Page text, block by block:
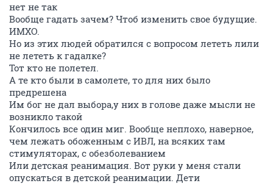
нет не так
Вообще гадать зачем? Чтоб изменить свое будущие.
ИМХО.
Но из этих людей обратился с вопросом лететь лили
не лететь к гадалке?
Тот кто не полетел.
А те кто были в самолете, то для них было
предрешена
Им бог не дал выбора,у них в голове даже мысли не
возникло такой
Кончилось все один миг. Вообще неплохо, наверное,
чем лежать обоженным с ИВЛ, на всяких там
стимуляторах, с обезболеванием
Или детская реанимация. Вот руки у меня стали
опускаться в детской реанимации. Дети